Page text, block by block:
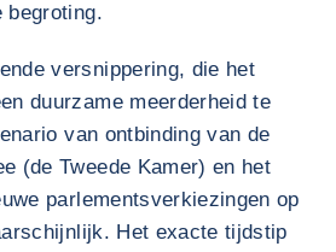
begroting.
versnippering, die het
duurzame meerderheid te
van ontbinding van de
(de Tweede Kamer) en het
parlementsverkiezingen op
Het exacte tijdstip